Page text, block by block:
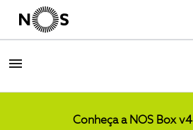
Conheça a NOS Box v4